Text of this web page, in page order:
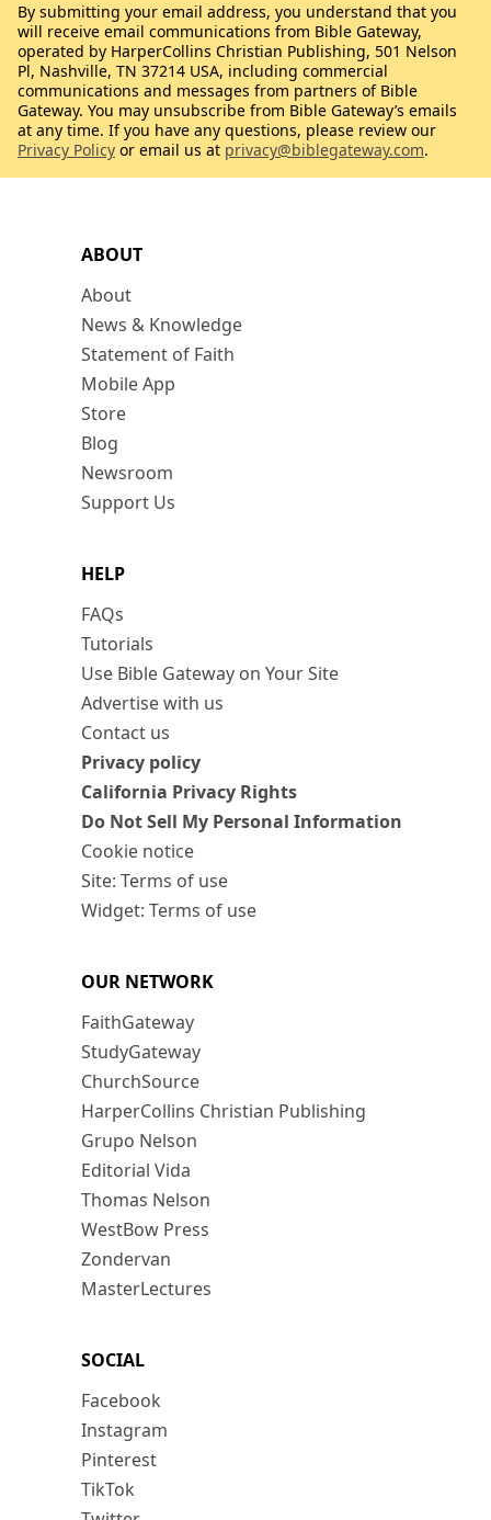
ABOUT
About
News & Knowledge
Statement of Faith
Mobile App
Store
Blog
Newsroom
Support Us
HELP
FAQs
Tutorials
Use Bible Gateway on Your Site
Advertise with us
Contact us
Privacy policy
California Privacy Rights
Do Not Sell My Personal Information
Cookie notice
Site: Terms of use
Widget: Terms of use
OUR NETWORK
FaithGateway
StudyGateway
ChurchSource
HarperCollins Christian Publishing
Grupo Nelson
Editorial Vida
Thomas Nelson
WestBow Press
Zondervan
MasterLectures
SOCIAL
Facebook
Instagram
Pinterest
TikTok
By submitting your email address, you understand that you
will receive email communications from Bible Gateway,
operated by HarperCollins Christian Publishing, 501 Nelson
Pl, Nashville, TN 37214 USA, including commercial
communications and messages from partners of Bible
Gateway. You may unsubscribe from Bible Gateway’s emails
at any time. If you have any questions, please review our
Privacy Policy or email us at privacy@biblegateway.com.